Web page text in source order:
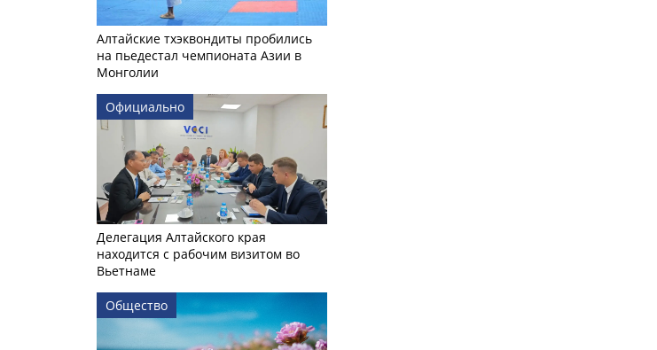
Алтайские тхэквондиты пробились
на пьедестал чемпионата Азии в
Монголии
Официально
Делегация Алтайского края
находится с рабочим визитом во
Вьетнаме
Общество